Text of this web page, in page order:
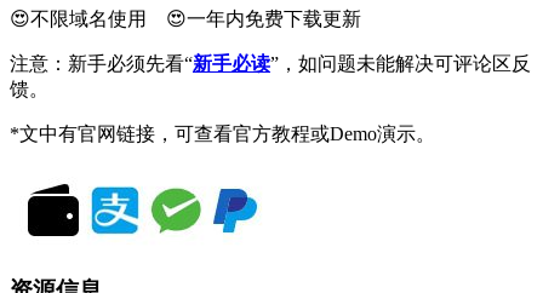
😍不限域名使用 😍一年内免费下载更新
注意：新手必须先看“新手必读”，如问题未能解决可评论区反
馈。
*文中有官网链接，可查看官方教程或Demo演示。